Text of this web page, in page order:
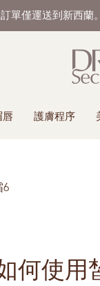
單僅運送到新西蘭。
唇 護膚程序
6
何使用